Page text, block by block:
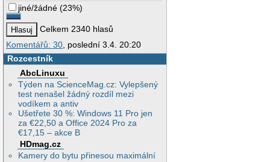
jiné/žádné (23%)
Celkem 2340 hlasů
Komentářů: 30 , poslední 3.4. 20:20
Rozcestník
AbcLinuxu
Týden na ScienceMag.cz: Vylepšený
test nenašel žádný rozdíl mezi
vodíkem a antiv
Ušetřete 30 %: Windows 11 Pro jen
za €22,50 a Office 2024 Pro za
€17,15 – akce B
HDmag.cz
Kamery do bytu přinesou maximální